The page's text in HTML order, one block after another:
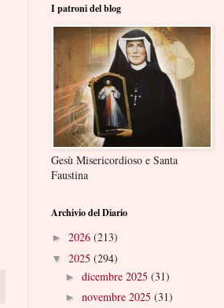
I patroni del blog
Gesù Misericordioso e Santa
Faustina
Archivio del Diario
► 2026 (213)
▼ 2025 (294)
► dicembre 2025 (31)
► novembre 2025 (31)